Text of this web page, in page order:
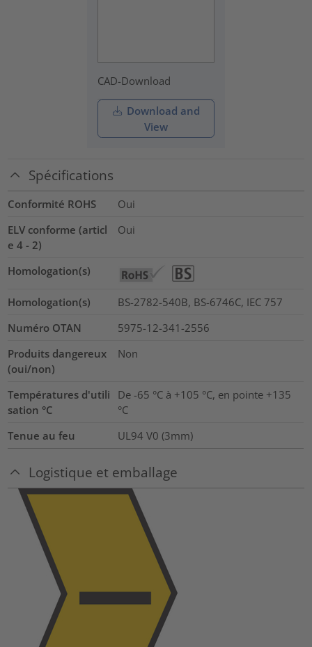
CAD-Download
Download and
View
Spécifications
Conformité ROHS
Oui
ELV conforme (articl
e 4 - 2)
Oui
Homologation(s)
Homologation(s)
BS-2782-540B, BS-6746C, IEC 757
Numéro OTAN
5975-12-341-2556
Produits dangereux
(oui/non)
Non
Températures d'utili
sation °C
De -65 °C à +105 °C, en pointe +135
°C
Tenue au feu
UL94 V0 (3mm)
Logistique et emballage